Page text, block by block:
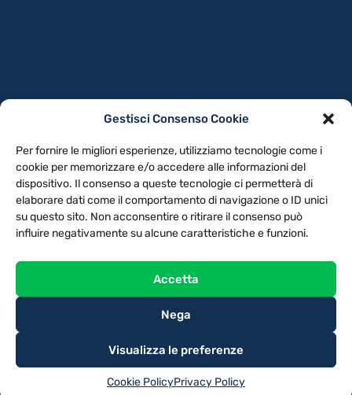
Gestisci Consenso Cookie
Per fornire le migliori esperienze, utilizziamo tecnologie come i
cookie per memorizzare e/o accedere alle informazioni del
dispositivo. Il consenso a queste tecnologie ci permetterà di
elaborare dati come il comportamento di navigazione o ID unici
su questo sito. Non acconsentire o ritirare il consenso può
influire negativamente su alcune caratteristiche e funzioni.
Accetta
Nega
Visualizza le preferenze
Cookie PolicyPrivacy Policy
NOTE LEGALI
CONTATTACI PREFERENZE
TV LIBERA S.P.A.
Via Monteleonese 95/21 – 51100 Pistoia (PT)
Tel. 0573.9136 / Fax 0573.913615